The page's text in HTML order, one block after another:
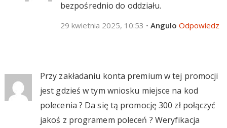
bezpośrednio do oddziału.
29 kwietnia 2025, 10:53 • Angulo Odpowiedz
Przy zakładaniu konta premium w tej promocji
jest gdzieś w tym wniosku miejsce na kod
polecenia ? Da się tą promocję 300 zł połączyć
jakoś z programem poleceń ? Weryfikacja